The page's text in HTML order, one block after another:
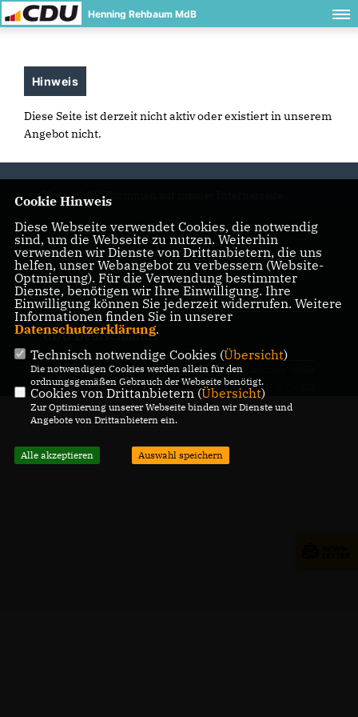
Henning Rehbaum MdB
Hinweis
Diese Seite ist derzeit nicht aktiv oder existiert in unserem
Angebot nicht.
Herzlich Willkommen auf meiner Internetseite.
IMPRESSUM DATENSCHUTZ KONTAKT
CDU NRW
CDU Deutschlands
@2026 Henning Rehbaum
Alle Rechte vorbehalten.
Realisation: Sharkness Media
GmbH & Co. KG
Cookie Hinweis
Diese Webseite verwendet Cookies, die notwendig
sind, um die Webseite zu nutzen. Weiterhin
verwenden wir Dienste von Drittanbietern, die uns
helfen, unser Webangebot zu verbessern (Website-
Optmierung). Für die Verwendung bestimmter
Dienste, benötigen wir Ihre Einwilligung. Ihre
Einwilligung können Sie jederzeit widerrufen. Weitere
Informationen finden Sie in unserer
Datenschutzerklärung.
Technisch notwendige Cookies (Übersicht)
Die notwendigen Cookies werden allein für den
ordnungsgemäßen Gebrauch der Webseite benötigt.
Cookies von Drittanbietern (Übersicht)
Zur Optimierung unserer Webseite binden wir Dienste und
Angebote von Drittanbietern ein.
Alle akzeptieren Auswahl speichern